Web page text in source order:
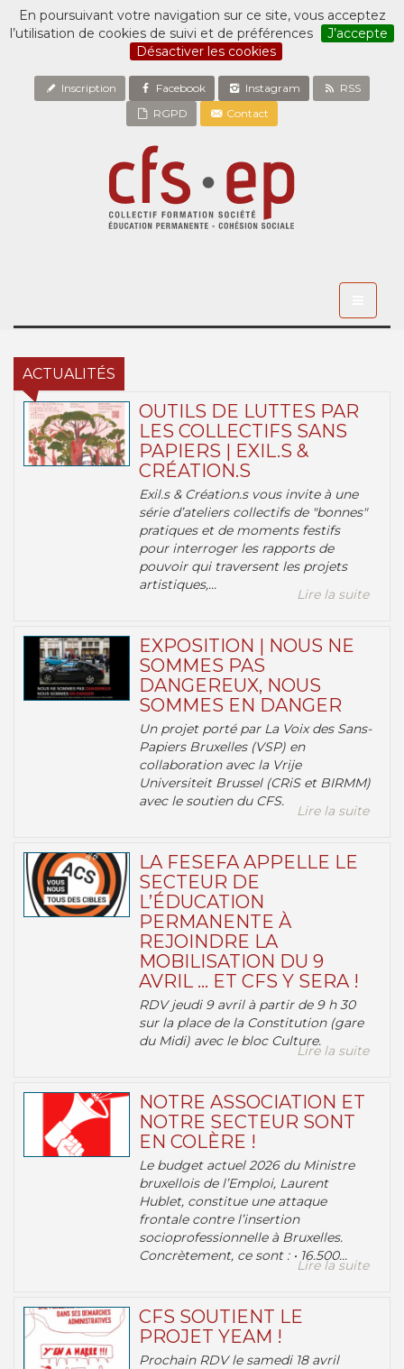
En poursuivant votre navigation sur ce site, vous acceptez
l’utilisation de cookies de suivi et de préférences
J’accepte
Désactiver les cookies
Inscription Facebook Instagram
RSS
RGPD
Contact
ACTUALITÉS
OUTILS DE LUTTES PAR
LES COLLECTIFS SANS
PAPIERS | EXIL.S &
CRÉATION.S
Exil.s & Création.s vous invite à une
série d’ateliers collectifs de "bonnes"
pratiques et de moments festifs
pour interroger les rapports de
pouvoir qui traversent les projets
artistiques,...
Lire la suite
EXPOSITION | NOUS NE
SOMMES PAS
DANGEREUX, NOUS
SOMMES EN DANGER
Un projet porté par La Voix des Sans-
Papiers Bruxelles (VSP) en
collaboration avec la Vrije
Universiteit Brussel (CRiS et BIRMM)
avec le soutien du CFS.
Lire la suite
LA FESEFA APPELLE LE
SECTEUR DE
L’ÉDUCATION
PERMANENTE À
REJOINDRE LA
MOBILISATION DU 9
AVRIL … ET CFS Y SERA !
RDV jeudi 9 avril à partir de 9 h 30
sur la place de la Constitution (gare
du Midi) avec le bloc Culture.
Lire la suite
NOTRE ASSOCIATION ET
NOTRE SECTEUR SONT
EN COLÈRE !
Le budget actuel 2026 du Ministre
bruxellois de l’Emploi, Laurent
Hublet, constitue une attaque
frontale contre l’insertion
socioprofessionnelle à Bruxelles.
Concrètement, ce sont : • 16.500...
Lire la suite
CFS SOUTIENT LE
PROJET YEAM !
Prochain RDV le samedi 18 avril